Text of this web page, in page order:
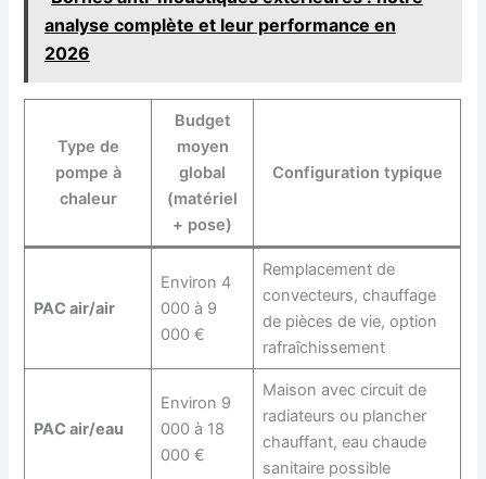
analyse complète et leur performance en
2026
Type de
pompe à
chaleur
Budget
moyen
global
(matériel
+ pose)
Configuration typique
PAC air/air
Environ 4
000 à 9
000 €
Remplacement de
convecteurs, chauffage
de pièces de vie, option
rafraîchissement
PAC air/eau
Environ 9
000 à 18
000 €
Maison avec circuit de
radiateurs ou plancher
chauffant, eau chaude
sanitaire possible